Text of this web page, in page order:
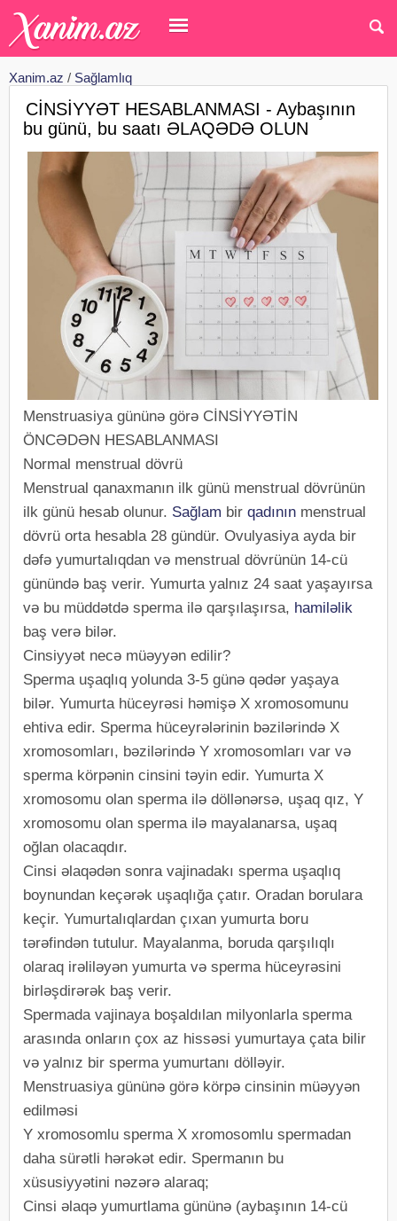
Xanim.az / Sağlamlıq
CİNSİYYƏT HESABLANMASI - Aybaşının
bu günü, bu saatı ƏLAQƏDƏ OLUN
Menstruasiya gününə görə CİNSİYYƏTİN
ÖNCƏDƏN HESABLANMASI
Normal menstrual dövrü
Menstrual qanaxmanın ilk günü menstrual dövrünün
ilk günü hesab olunur. Sağlam bir qadının menstrual
dövrü orta hesabla 28 gündür. Ovulyasiya ayda bir
dəfə yumurtalıqdan və menstrual dövrünün 14-cü
günündə baş verir. Yumurta yalnız 24 saat yaşayırsa
və bu müddətdə sperma ilə qarşılaşırsa, hamiləlik
baş verə bilər.
Cinsiyyət necə müəyyən edilir?
Sperma uşaqlıq yolunda 3-5 günə qədər yaşaya
bilər. Yumurta hüceyrəsi həmişə X xromosomunu
ehtiva edir. Sperma hüceyrələrinin bəzilərində X
xromosomları, bəzilərində Y xromosomları var və
sperma körpənin cinsini təyin edir. Yumurta X
xromosomu olan sperma ilə döllənərsə, uşaq qız, Y
xromosomu olan sperma ilə mayalanarsa, uşaq
oğlan olacaqdır.
Cinsi əlaqədən sonra vajinadakı sperma uşaqlıq
boynundan keçərək uşaqlığa çatır. Oradan borulara
keçir. Yumurtalıqlardan çıxan yumurta boru
tərəfindən tutulur. Mayalanma, boruda qarşılıqlı
olaraq irəliləyən yumurta və sperma hüceyrəsini
birləşdirərək baş verir.
Spermada vajinaya boşaldılan milyonlarla sperma
arasında onların çox az hissəsi yumurtaya çata bilir
və yalnız bir sperma yumurtanı dölləyir.
Menstruasiya gününə görə körpə cinsinin müəyyən
edilməsi
Y xromosomlu sperma X xromosomlu spermadan
daha sürətli hərəkət edir. Spermanın bu
xüsusiyyətini nəzərə alaraq;
Cinsi əlaqə yumurtlama gününə (aybaşının 14-cü